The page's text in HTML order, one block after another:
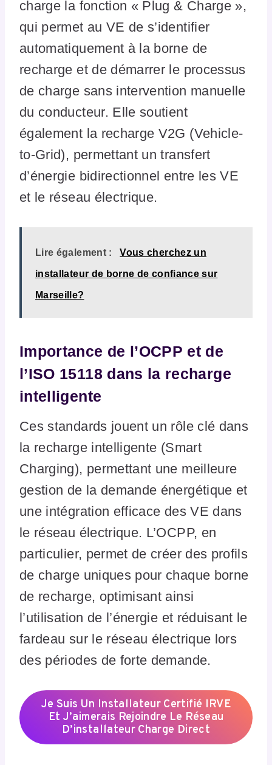
charge la fonction « Plug & Charge »,
qui permet au VE de s’identifier
automatiquement à la borne de
recharge et de démarrer le processus
de charge sans intervention manuelle
du conducteur. Elle soutient
également la recharge V2G (Vehicle-
to-Grid), permettant un transfert
d’énergie bidirectionnel entre les VE
et le réseau électrique​​.
Lire également : Vous cherchez un
installateur de borne de confiance sur
Marseille?
Importance de l’OCPP et de
l’ISO 15118 dans la recharge
intelligente
Ces standards jouent un rôle clé dans
la recharge intelligente (Smart
Charging), permettant une meilleure
gestion de la demande énergétique et
une intégration efficace des VE dans
le réseau électrique. L’OCPP, en
particulier, permet de créer des profils
de charge uniques pour chaque borne
de recharge, optimisant ainsi
l’utilisation de l’énergie et réduisant le
fardeau sur le réseau électrique lors
des périodes de forte demande​​.
Je Suis Un Installateur Certifié IRVE
Et J’aimerais Rejoindre Le Réseau
D’installateur Charge Direct